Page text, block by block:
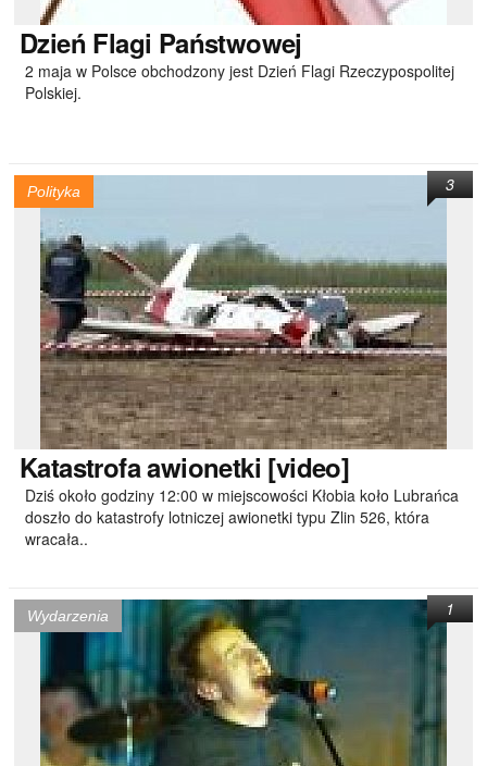
Dzień Flagi Państwowej
2 maja w Polsce obchodzony jest Dzień Flagi Rzeczypospolitej
Polskiej.
Polityka
Katastrofaawionetki [video]
Dziś około godziny 12:00 w miejscowości Kłobia koło Lubrańca
doszło do katastrofy lotniczej awionetki typu Zlin 526, która
wracała..
3
Wydarzenia 1